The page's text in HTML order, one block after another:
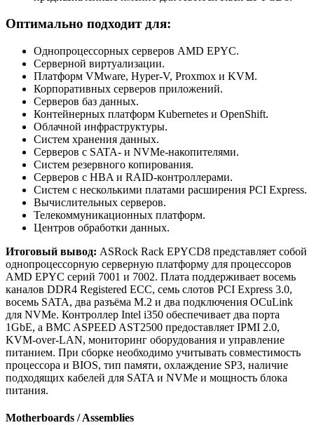
Оптимально подходит для:
Однопроцессорных серверов AMD EPYC.
Серверной виртуализации.
Платформ VMware, Hyper-V, Proxmox и KVM.
Корпоративных серверов приложений.
Серверов баз данных.
Контейнерных платформ Kubernetes и OpenShift.
Облачной инфраструктуры.
Систем хранения данных.
Серверов с SATA- и NVMe-накопителями.
Систем резервного копирования.
Серверов с HBA и RAID-контроллерами.
Систем с несколькими платами расширения PCI Express.
Вычислительных серверов.
Телекоммуникационных платформ.
Центров обработки данных.
Итоговый вывод: ASRock Rack EPYCD8 представляет собой
однопроцессорную серверную платформу для процессоров
AMD EPYC серий 7001 и 7002. Плата поддерживает восемь
каналов DDR4 Registered ECC, семь слотов PCI Express 3.0,
восемь SATA, два разъёма M.2 и два подключения OCuLink
для NVMe. Контроллер Intel i350 обеспечивает два порта
1GbE, а BMC ASPEED AST2500 предоставляет IPMI 2.0,
KVM-over-LAN, мониторинг оборудования и управление
питанием. При сборке необходимо учитывать совместимость
процессора и BIOS, тип памяти, охлаждение SP3, наличие
подходящих кабелей для SATA и NVMe и мощность блока
питания.
Motherboards / Assemblies